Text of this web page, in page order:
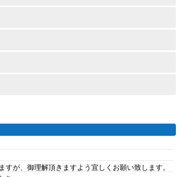
が、御理解頂きますよう宜しくお願い致します。